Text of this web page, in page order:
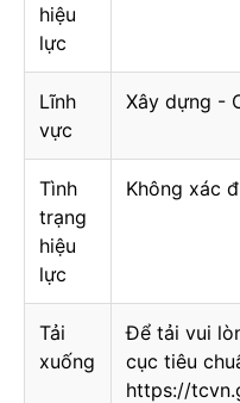
hiệu
lực
Lĩnh
vực
Xây dựng -
Tình
trạng
hiệu
lực
Không xác
Tải
xuống
Để tải vui
cục tiêu
https://